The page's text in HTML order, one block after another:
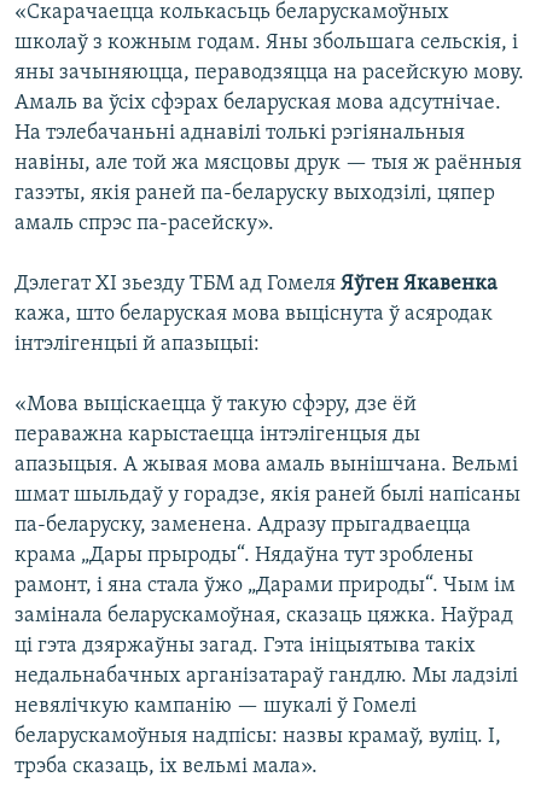
«Скарачаецца колькасьць беларускамоўных
школаў з кожным годам. Яны збольшага сельскія, і
яны зачыняюцца, пераводзяцца на расейскую мову.
Амаль ва ўсіх сфэрах беларуская мова адсутнічае.
На тэлебачаньні аднавілі толькі рэгіянальныя
навіны, але той жа мясцовы друк — тыя ж раённыя
газэты, якія раней па-беларуску выходзілі, цяпер
амаль спрэс па-расейску».
Дэлегат ХI зьезду ТБМ ад Гомеля Яўген Якавенка
кажа, што беларуская мова выціснута ў асяродак
інтэлігенцыі й апазыцыі:
«Мова выціскаецца ў такую сфэру, дзе ёй
пераважна карыстаецца інтэлігенцыя ды
апазыцыя. А жывая мова амаль вынішчана. Вельмі
шмат шыльдаў у горадзе, якія раней былі напісаны
па-беларуску, заменена. Адразу прыгадваецца
крама „Дары прыроды“. Нядаўна тут зроблены
рамонт, і яна стала ўжо „Дарами природы“. Чым ім
замінала беларускамоўная, сказаць цяжка. Наўрад
ці гэта дзяржаўны загад. Гэта ініцыятыва такіх
недальнабачных арганізатараў гандлю. Мы ладзілі
невялічкую кампанію — шукалі ў Гомелі
беларускамоўныя надпісы: назвы крамаў, вуліц. І,
трэба сказаць, іх вельмі мала».